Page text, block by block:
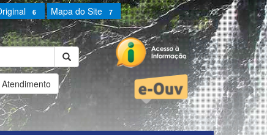
6 Mapa do Site 7
Atendimento